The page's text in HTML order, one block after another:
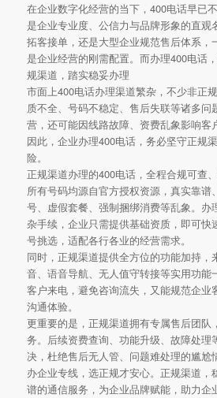
在企业数字化经营的当下，400电话早已
是企业专业度、公信力与品牌形象的直观
拓客接单，还是大型企业规范售后体系，
是企业经营的刚需配置。而办理400电话
规渠道，踏实稳妥办理
市面上400电话办理渠道繁杂，不少非正
质不全、号码不稳定、售后失联等诸多问
营，还可能因线路故障、资费乱象影响客
因此，企业办理400电话，务必坚守正规
险。
正规渠道办理的400电话，全程合规可查
所有号码均源自官方授权资源，真实靠谱
号、虚假套餐、强制捆绑消费等乱象。办
杂手续，企业只需提供基础资质，即可快
号挑选，适配各行各业的经营需求。
同时，正规渠道提供全方位的功能加持，
音、语音导航、无人值守转接等实用功能
客户来电，避免咨询流失，又能规范企业
沟通体验。
更重要的是，正规渠道拥有专属售后团队
务。后续资费查询、功能升级、故障处理
决，杜绝售后无人管、问题难处理的尴尬
办企业专线，选正规才安心。正规渠道，
谱的通信服务，为企业品牌赋能，助力企